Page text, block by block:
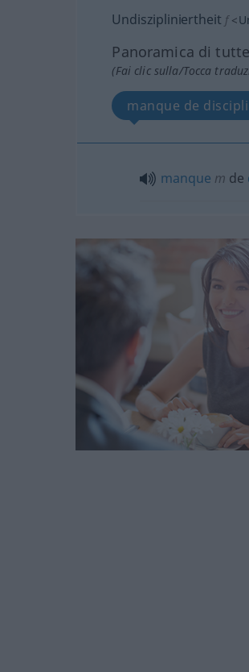
Undiszipliniertheit f <
Panoramica di
(Fai clic sulla/Tocca
manque de
manque m de